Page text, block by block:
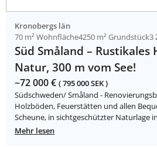
Kronobergs län
70 m² Wohnfläche4250 m² Grundstück3
Süd Småland – Rustikales
Natur, 300 m vom See!
~72 000 € ( 795 000 SEK )
Südschweden/ Småland -
Holzböden, Feuerstätten und allen
Scheune, in sichtgeschützter Naturlage
Mehr lesen